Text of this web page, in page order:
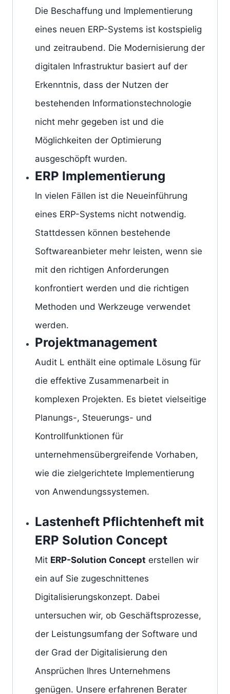
Die Beschaffung und Implementierung
eines neuen ERP-Systems ist kostspielig
und zeitraubend. Die Modernisierung der
digitalen Infrastruktur basiert auf der
Erkenntnis, dass der Nutzen der
bestehenden Informationstechnologie
nicht mehr gegeben ist und die
Möglichkeiten der Optimierung
ausgeschöpft wurden.
ERP Implementierung
In vielen Fällen ist die Neueinführung
eines ERP-Systems nicht notwendig.
Stattdessen können bestehende
Softwareanbieter mehr leisten, wenn sie
mit den richtigen Anforderungen
konfrontiert werden und die richtigen
Methoden und Werkzeuge verwendet
werden.
Projektmanagement
Audit L enthält eine optimale Lösung für
die effektive Zusammenarbeit in
komplexen Projekten. Es bietet vielseitige
Planungs-, Steuerungs- und
Kontrollfunktionen für
unternehmensübergreifende Vorhaben,
wie die zielgerichtete Implementierung
von Anwendungssystemen.
Lastenheft Pflichtenheft mit
ERP Solution Concept
Mit ERP-Solution Concept erstellen wir
ein auf Sie zugeschnittenes
Digitalisierungskonzept. Dabei
untersuchen wir, ob Geschäftsprozesse,
der Leistungsumfang der Software und
der Grad der Digitalisierung den
Ansprüchen Ihres Unternehmens
genügen. Unsere erfahrenen Berater